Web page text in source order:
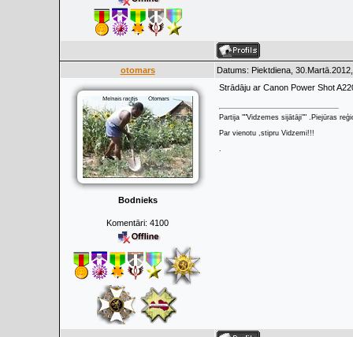
otomars Datums: Piektdiena,
Bodnieks
Komentāri: 4100
Strādāju ar Canon Power Shot
Partija ""Vidzemes sijātāji"" .Piejūras
Par vienotu ,stipru Vidzemi!!!
.